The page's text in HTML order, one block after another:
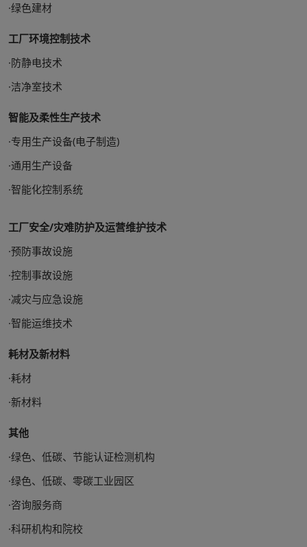
·绿色建材
工厂环境控制技术
·防静电技术
·洁净室技术
智能及柔性生产技术
·专用生产设备(电子制造)
·通用生产设备
·智能化控制系统
工厂安全/灾难防护及运营维护技术
·预防事故设施
·控制事故设施
·减灾与应急设施
·智能运维技术
耗材及新材料
·耗材
·新材料
其他
·绿色、低碳、节能认证检测机构
·绿色、低碳、零碳工业园区
·咨询服务商
·科研机构和院校